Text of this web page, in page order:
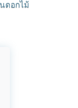
ดอกไม้